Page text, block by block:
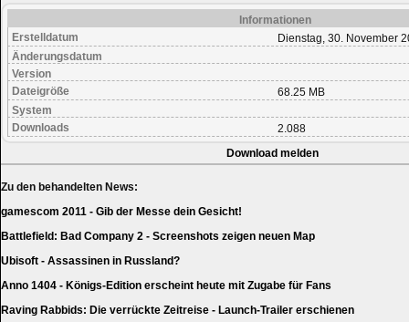
Informationen
Erstelldatum
Dienstag, 30. November
Änderungsdatum
Version
Dateigröße
68.25 MB
System
Downloads
2.088
Download melden
Zu den behandelten News:
gamescom 2011 - Gib der Messe dein Gesicht!
Battlefield: Bad Company 2 - Screenshots zeigen neuen Map
Ubisoft - Assassinen in Russland?
Anno 1404 - Königs-Edition erscheint heute mit Zugabe für Fans
Raving Rabbids: Die verrückte Zeitreise - Launch-Trailer erschienen